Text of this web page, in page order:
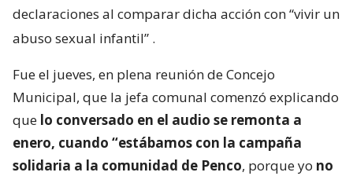
declaraciones al comparar dicha acción con “vivir un
abuso sexual infantil” .
Fue el jueves, en plena reunión de Concejo
Municipal, que la jefa comunal comenzó explicando
que lo conversado en el audio se remonta a
enero, cuando “estábamos con la campaña
solidaria a la comunidad de Penco, porque yo no